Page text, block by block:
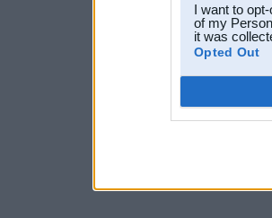
I want to
of my
it was
Opted Out